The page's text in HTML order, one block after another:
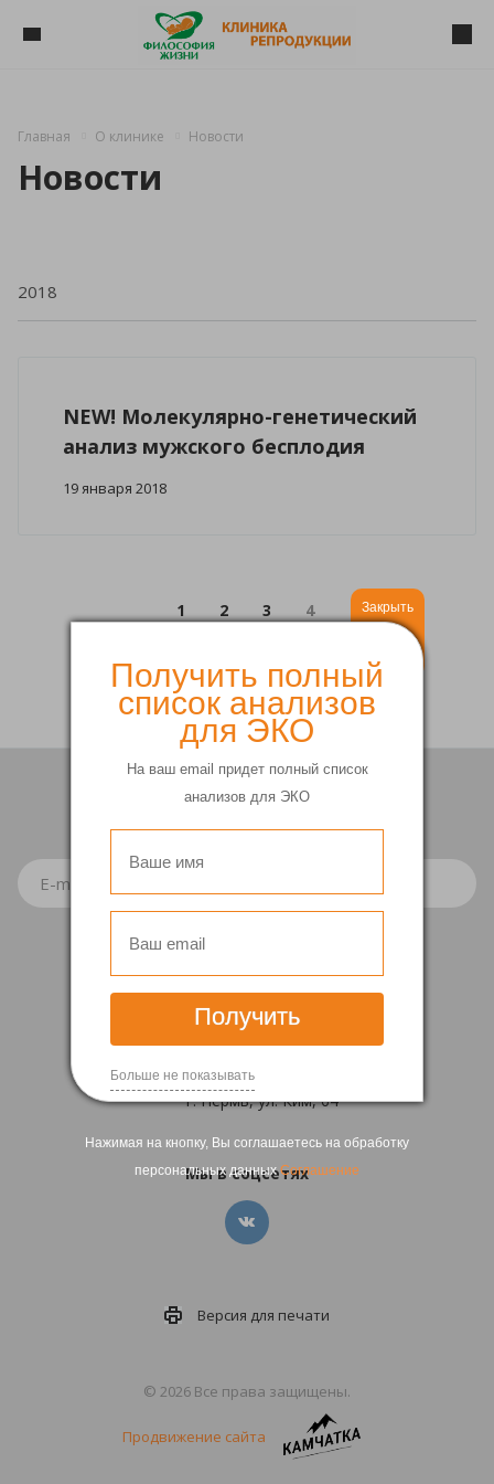
Получить полный
список анализов
для ЭКО
На ваш email придет полный список
анализов для ЭКО
Получить
Больше не показывать
Закрыть
Нажимая на кнопку, Вы соглашаетесь на обработку
персональных данныхСоглашение
Главная О клинике Новости
Новости
NEW! Молекулярно-генетический
анализ мужского бесплодия
19 января 2018
1 2 3 4
Подпискана рассылку
+7 (342)2-60-60-50
Заказать звонок
г. Пермь, ул. Ким, 64
Мы в соцсетях
Версия для печати
© 2026 Все права защищены.
Продвижение сайта